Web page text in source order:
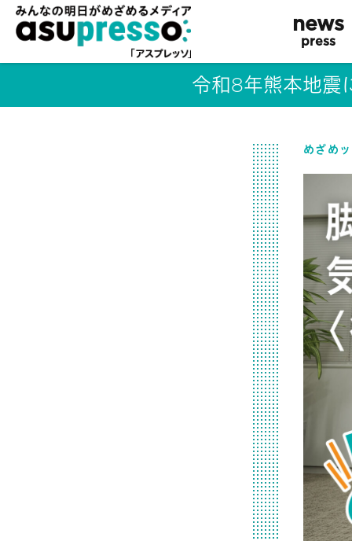
news
press
令和8年熊本地震
めざめ